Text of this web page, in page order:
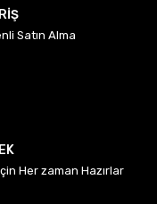
Satın Alma
Her zaman Hazırlar